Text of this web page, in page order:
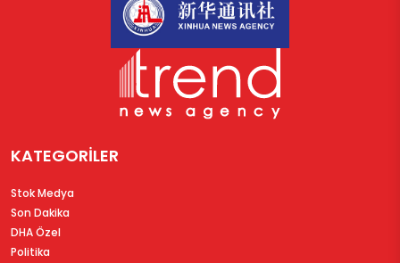
KATEGORİLER
Stok Medya
Son Dakika
DHA Özel
Politika